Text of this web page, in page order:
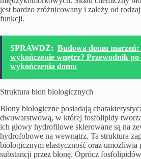
jest bardzo zróżnicowany i zależy od
funkcji.
SPRAWDŹ: Budowa domu marzeń:
wykończenie wnętrz? Przewodnik po
wykończenia domu
Struktura błon biologicznych
Błony biologiczne posiadają
dwuwarstwową, w której fosfolipidy
ich głowy hydrofilowe skierowane są na
hydrofobowe na wewnątrz. Ta struktura
biologicznym elastyczność oraz umożliwia
substancji przez błonę. Oprócz